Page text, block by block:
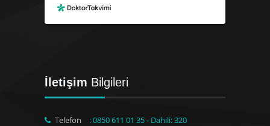
İletişim Bilgileri
Telefon
: 0850 611 01 35 - Dahili: 320